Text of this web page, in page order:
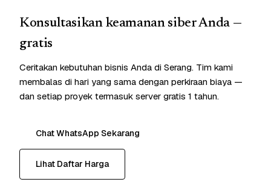
Konsultasikan keamanan siber Anda —
gratis
Ceritakan kebutuhan bisnis Anda di Serang. Tim kami
membalas di hari yang sama dengan perkiraan biaya —
dan setiap proyek termasuk server gratis 1 tahun.
Chat WhatsApp Sekarang
Lihat Daftar Harga